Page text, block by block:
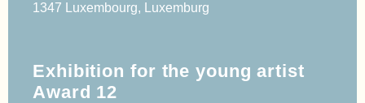
1347 Luxembourg, Luxemburg
Exhibition for the young artist
Award 12